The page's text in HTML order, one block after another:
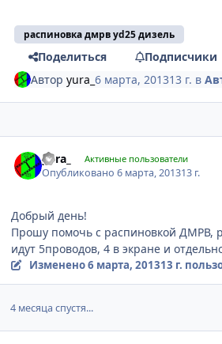
распиновка дмрв yd25 дизель
Поделиться
Подписчики
Авторyura_6 марта, 201313 г. в
yura_ Активные пользователи
Опубликовано6 марта, 201313 г.
Добрый день!
Прошу помочь с распиновкой ДМРВ,
идут 5проводов, 4 в экране и
Изменено6 марта, 201313 г.
4 месяца спустя...